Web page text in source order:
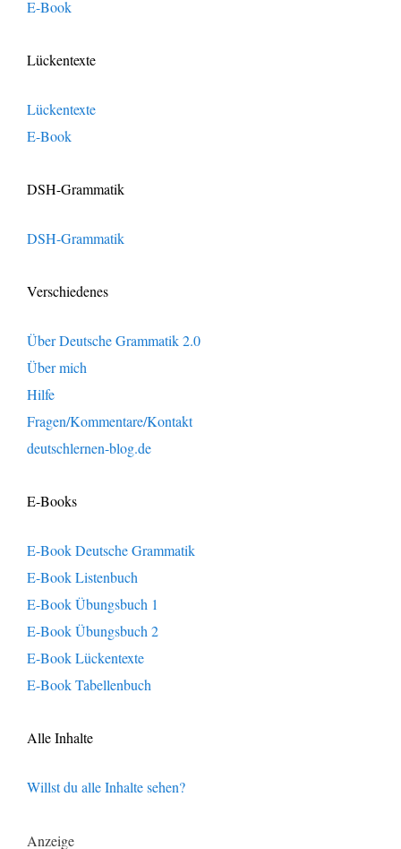
E-Book
Lückentexte
Lückentexte
E-Book
DSH-Grammatik
DSH-Grammatik
Verschiedenes
Über Deutsche Grammatik 2.0
Über mich
Hilfe
Fragen/Kommentare/Kontakt
deutschlernen-blog.de
E-Books
E-Book Deutsche Grammatik
E-Book Listenbuch
E-Book Übungsbuch 1
E-Book Übungsbuch 2
E-Book Lückentexte
E-Book Tabellenbuch
Alle Inhalte
Willst du alle Inhalte sehen?
Anzeige